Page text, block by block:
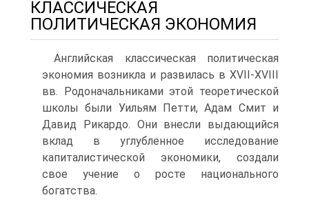
КЛАССИЧЕСКАЯ
ПОЛИТИЧЕСКАЯ ЭКОНОМИЯ
Английская классическая политическая
экономия возникла и развилась в XVII-XVIII
вв. Родоначальниками этой теоретической
школы были Уильям Петти, Адам Смит и
Давид Рикардо. Они внесли выдающийся
вклад в углубленное исследование
капиталистической экономики, создали
свое учение о росте национального
богатства.